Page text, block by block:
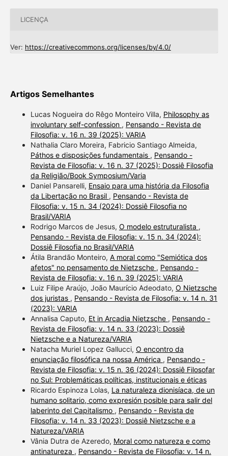
LICENÇA
Ver: https://creativecommons.org/licenses/by/4.0/
Artigos Semelhantes
Lucas Nogueira do Rêgo Monteiro Villa, Philosophy as
involuntary self-confession , Pensando - Revista de
Filosofia: v. 16 n. 39 (2025): VARIA
Nathalia Claro Moreira, Fabricio Santiago Almeida,
Páthos e disposições fundamentais , Pensando -
Revista de Filosofia: v. 16 n. 37 (2025): Dossiê Filosofia
da Religião/Book Symposium/Varia
Daniel Pansarelli, Ensaio para uma história da Filosofia
da Libertação no Brasil , Pensando - Revista de
Filosofia: v. 15 n. 34 (2024): Dossiê Filosofia no
Brasil/VARIA
Rodrigo Marcos de Jesus, O modelo estruturalista ,
Pensando - Revista de Filosofia: v. 15 n. 34 (2024):
Dossiê Filosofia no Brasil/VARIA
Átila Brandão Monteiro, A moral como "Semiótica dos
afetos" no pensamento de Nietzsche , Pensando -
Revista de Filosofia: v. 16 n. 39 (2025): VARIA
Luiz Filipe Araújo, João Maurício Adeodato, O Nietzsche
dos juristas , Pensando - Revista de Filosofia: v. 14 n. 31
(2023): VARIA
Annalisa Caputo, Et in Arcadia Nietzsche , Pensando -
Revista de Filosofia: v. 14 n. 33 (2023): Dossiê
Nietzsche e a Natureza/VARIA
Natacha Muriel Lopez Gallucci, O encontro da
enunciação filosófica na nossa América , Pensando -
Revista de Filosofia: v. 15 n. 36 (2024): Dossiê Filosofar
no Sul: Problemáticas políticas, institucionais e éticas
Ricardo Espinoza Lolas, La naturaleza dionisíaca, de un
humano solitario, como expresión posible para salir del
laberinto del Capitalismo , Pensando - Revista de
Filosofia: v. 14 n. 33 (2023): Dossiê Nietzsche e a
Natureza/VARIA
Vânia Dutra de Azeredo, Moral como natureza e como
antinatureza , Pensando - Revista de Filosofia: v. 14 n.